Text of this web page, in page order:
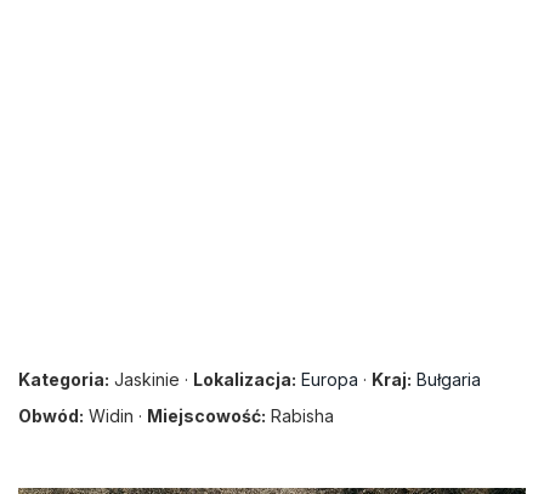
Kategoria: Jaskinie · Lokalizacja: Europa · Kraj: Bułgaria
Obwód: Widin · Miejscowość: Rabisha